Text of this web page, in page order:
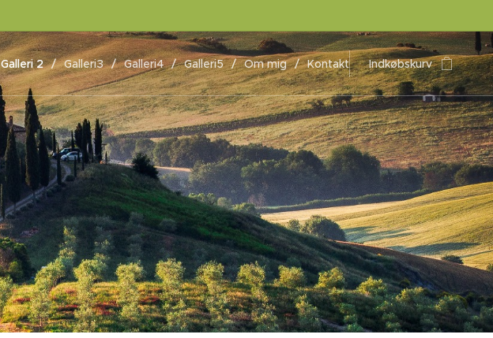
Galleri 2 Galleri3 Galleri4 Galleri5 Om mig Kontakt Indkøbskurv